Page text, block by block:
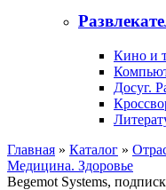
Кино и
Досуг.
Главная » Каталог »
Медицина. Здоровье
Begemot Systems,